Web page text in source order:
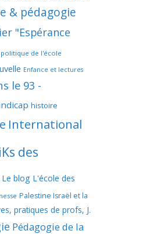
& pédagogie
"Espérance
de l'école
Enfance et lectures
le 93 -
histoire
International
des
Le blog L'école des
Palestine Israël et la
pratiques de profs, J.
Pédagogie de la